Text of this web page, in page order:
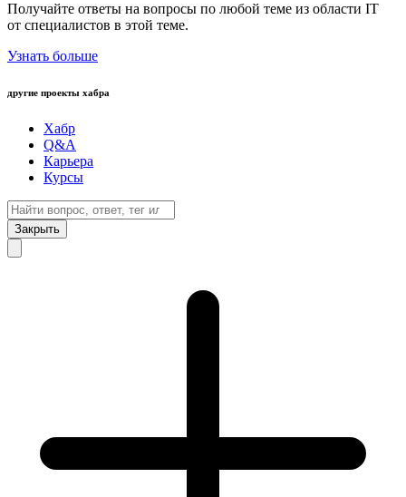
Получайте ответы на вопросы по любой теме из области IT
от специалистов в этой теме.
Узнать больше
другие проекты хабра
Хабр
Q&A
Карьера
Курсы
Закрыть